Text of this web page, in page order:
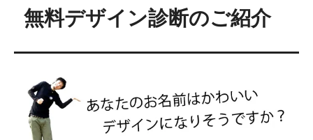
無料デザイン診断のご紹介